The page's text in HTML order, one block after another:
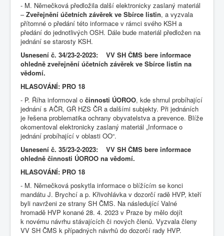
- M. Němečková předložila další elektronicky zaslaný materiál
–Zveřejnění účetních závěrek ve Sbírce listin, a vyzvala
přítomné o předání této informace v rámci svého KSH a
předání do jednotlivých OSH. Dále bude materiál předložen na
jednání se starosty KSH.
Usnesení č. 34/23-2-2023: VV SH ČMS bere informace
ohledně zveřejnění účetních závěrek ve Sbírce listin na
vědomí.
HLASOVÁNÍ: PRO 18
- P. Říha informoval o činnosti ÚOROO, kde shrnul probíhající
jednání s AČR, GŘ HZS ČR a dalšími subjekty. Při jednáních
je řešena problematika ochrany obyvatelstva a prevence. Blíže
okomentoval elektronicky zaslaný materiál „Informace o
jednání probíhající v oblasti OO“.
Usnesení č. 35/23-2-2023: VV SH ČMS bere informace
ohledně činnosti ÚOROO na vědomí.
HLASOVÁNÍ: PRO 18
- M. Němečková poskytla informace o blížícím se konci
mandátu J. Brychcí a p. Křivohlávka v dozorčí radě HVP, kteří
byli navrženi ze strany SH ČMS. Na následující Valné
hromadě HVP konané 28. 4. 2023 v Praze by mělo dojít
k novému návrhu stávajících či nových členů. Vyzvala členy
VV SH ČMS k případných návrhů do dozorčí rady HVP.